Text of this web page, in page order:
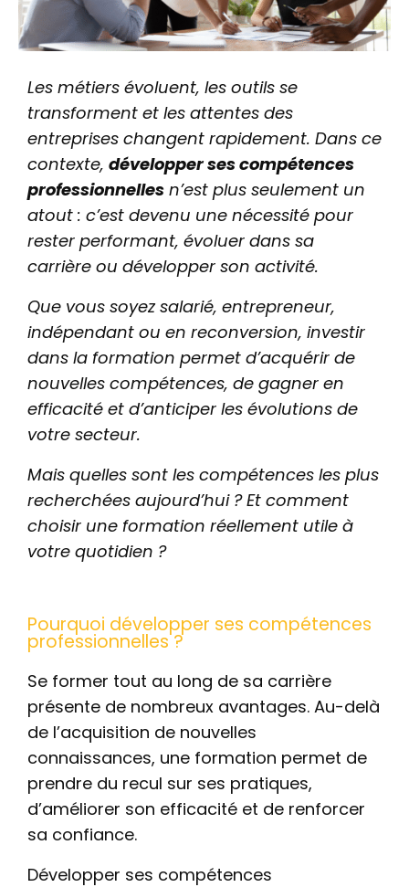
Les métiers évoluent, les outils se
transforment et les attentes des
entreprises changent rapidement. Dans ce
contexte, développer ses compétences
professionnelles n’est plus seulement un
atout : c’est devenu une nécessité pour
rester performant, évoluer dans sa
carrière ou développer son activité.
Que vous soyez salarié, entrepreneur,
indépendant ou en reconversion, investir
dans la formation permet d’acquérir de
nouvelles compétences, de gagner en
efficacité et d’anticiper les évolutions de
votre secteur.
Mais quelles sont les compétences les plus
recherchées aujourd’hui ? Et comment
choisir une formation réellement utile à
votre quotidien ?
Pourquoi développer ses compétences
professionnelles ?
Se former tout au long de sa carrière
présente de nombreux avantages. Au-delà
de l’acquisition de nouvelles
connaissances, une formation permet de
prendre du recul sur ses pratiques,
d’améliorer son efficacité et de renforcer
sa confiance.
Développer ses compétences